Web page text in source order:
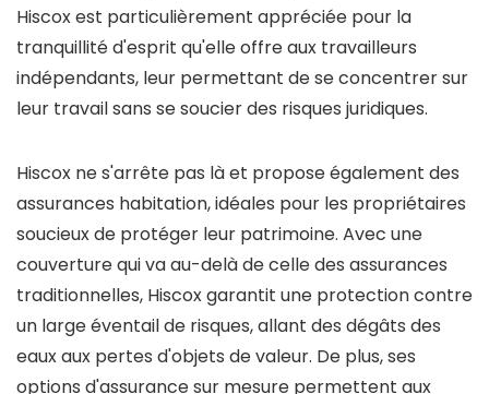
Hiscox est particulièrement appréciée pour la
tranquillité d'esprit qu'elle offre aux travailleurs
indépendants, leur permettant de se concentrer sur
leur travail sans se soucier des risques juridiques.
Hiscox ne s'arrête pas là et propose également des
assurances habitation, idéales pour les propriétaires
soucieux de protéger leur patrimoine. Avec une
couverture qui va au-delà de celle des assurances
traditionnelles, Hiscox garantit une protection contre
un large éventail de risques, allant des dégâts des
eaux aux pertes d'objets de valeur. De plus, ses
options d'assurance sur mesure permettent aux